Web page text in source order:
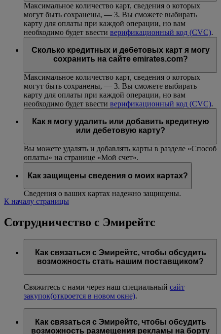
Максимальное количество карт, сведения о которых
могут быть сохранены, — 3. Вы сможете выбирать
карту для оплаты при каждой операции, но вам
необходимо будет ввести верификационный код (CVC).
Сколько кредитных и дебетовых карт я могу
сохранить на сайте emirates.com?
Максимальное количество карт, сведения о которых
могут быть сохранены, — 3. Вы сможете выбирать
карту для оплаты при каждой операции, но вам
необходимо будет ввести верификационный код (CVC).
Как я могу удалить или добавить кредитную
или дебетовую карту?
Вы можете удалять и добавлять карты в разделе «Способ
оплаты» на странице «Мой счет».
Как защищены сведения о моих картах?
Сведения о ваших картах надежно защищены.
К началу страницы
Сотрудничество с Эмирейтс
Как связаться с Эмирейтс, чтобы обсудить
возможность стать нашим поставщиком?
Свяжитесь с нами через наш специальный сайт
закупок(откроется в новом окне).
Как связаться с Эмирейтс, чтобы обсудить
возможность размещения рекламы на борту